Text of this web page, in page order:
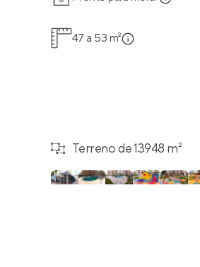
47 a 53 m²
Terreno de 13948 m²